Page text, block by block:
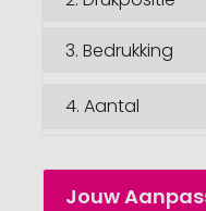
3. Bedrukking
4. Aantal
Jouw